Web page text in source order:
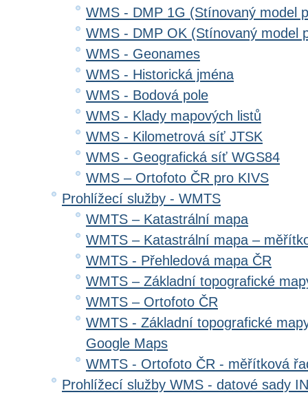
WMS - DMP 1G (Stínovaný model
WMS - DMP OK (Stínovaný model
WMS - Geonames
WMS - Historická jména
WMS - Bodová pole
WMS - Klady mapových listů
WMS - Kilometrová síť JTSK
WMS - Geografická síť WGS84
WMS – Ortofoto ČR pro KIVS
Prohlížecí služby - WMTS
WMTS – Katastrální mapa
WMTS – Katastrální mapa –
WMTS - Přehledová mapa ČR
WMTS – Základní topografické
WMTS – Ortofoto ČR
WMTS - Základní topografické
Google Maps
WMTS - Ortofoto ČR - měřítková
Prohlížecí služby WMS - datové sady